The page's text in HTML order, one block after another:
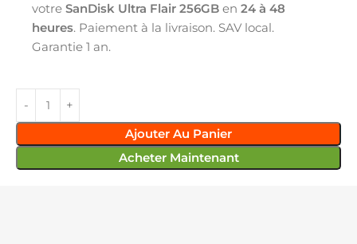
votre SanDisk Ultra Flair 256GB en 24 à 48
heures. Paiement à la livraison. SAV local.
Garantie 1 an.
Ajouter Au Panier
Acheter Maintenant